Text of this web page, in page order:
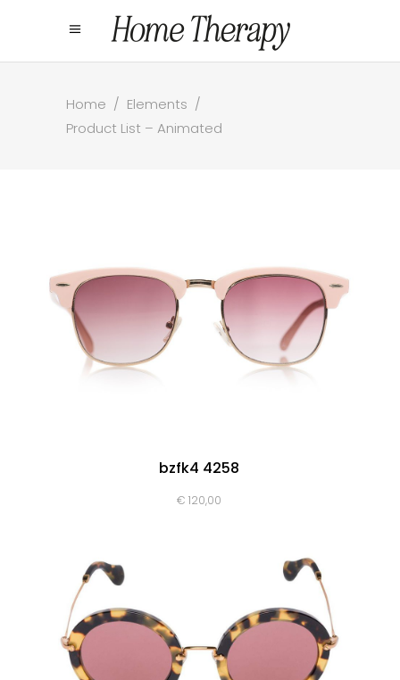
Home / Elements /
Product List – Animated
bzfk4 4258
€ 120,00